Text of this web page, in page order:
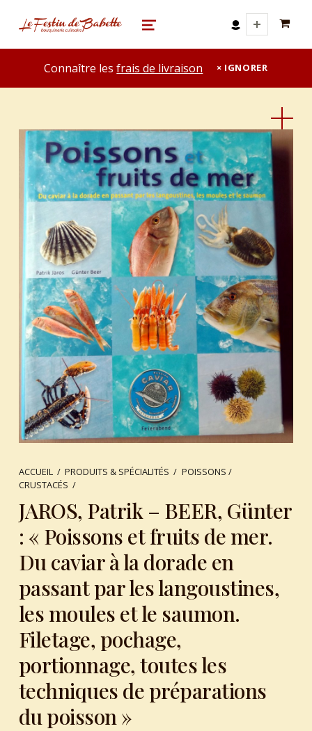
le festin de babette
"LE FESTIN DE BABETTE" – BOUQUINERIE GASTRONOMIQUE MENU
Connaître lesfrais de livraison IGNORER
ACCUEIL / PRODUITS & SPÉCIALITÉS / POISSONS /
CRUSTACÉS /
JAROS, Patrik – BEER, Günter
: « Poissons et fruits de mer.
Du caviar à la dorade en
passant par les langoustines,
les moules et le saumon.
Filetage, pochage,
portionnage, toutes les
techniques de préparations
du poisson »